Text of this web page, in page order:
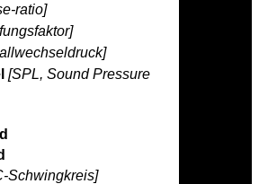
ratio]
[SPL, Sound Pressure
Schwingkreis]